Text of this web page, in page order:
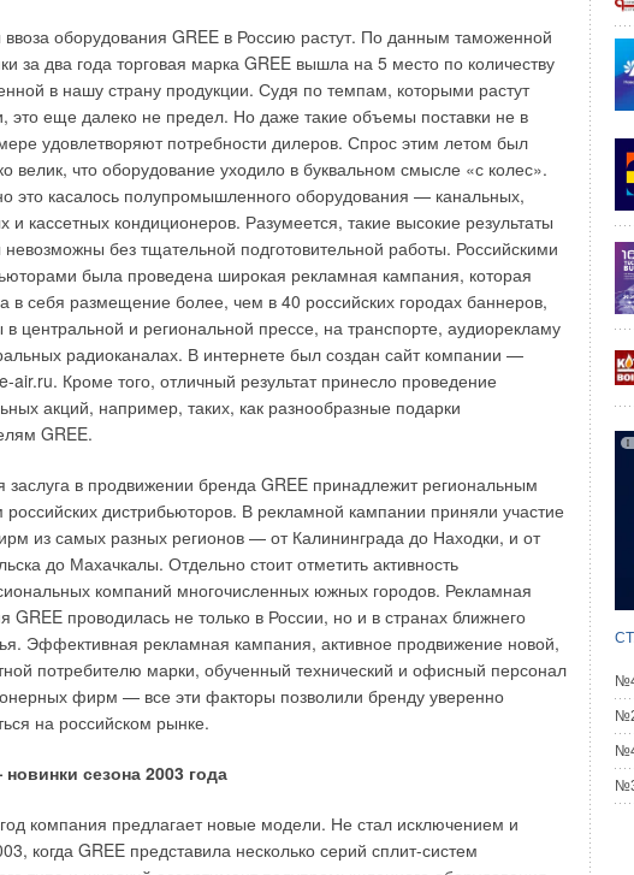
оборудования GREE в Россию растут. По данным таможенной
за два года торговая марка GREE вышла на 5 место по количеству
в нашу страну продукции. Судя по темпам, которыми растут
это еще далеко не предел. Но даже такие объемы поставки не в
удовлетворяют потребности дилеров. Спрос этим летом был
велик, что оборудование уходило в буквальном смысле «с колес».
это касалось полупромышленного оборудования — канальных,
и кассетных кондиционеров. Разумеется, такие высокие результаты
без тщательной подготовительной работы. Российскими
была проведена широкая рекламная кампания, которая
в себя размещение более, чем в 40 российских городах баннеров,
центральной и региональной прессе, на транспорте, аудиорекламу
радиоканалах. В интернете был создан сайт компании —
air.ru. Кроме того, отличный результат принесло проведение
акций, например, таких, как разнообразные подарки
GREE.
заслуга в продвижении бренда GREE принадлежит региональным
дистрибьюторов. В рекламной кампании приняли участие
из самых разных регионов — от Калининграда до Находки, и от
до Махачкалы. Отдельно стоит отметить активность
компаний многочисленных южных городов. Рекламная
GREE проводилась не только в России, но и в странах ближнего
Эффективная рекламная кампания, активное продвижение новой,
потребителю марки, обученный технический и офисный персонал
фирм — все эти факторы позволили бренду уверенно
на российском рынке.
сезона 2003 года
компания предлагает новые модели. Не стал исключением и
когда GREE представила несколько серий сплит-систем
в строительстве начали широко применять герметичные
новые технологические схемы с применением монолитного
стали недопустимо герметичными. Для обеспечения жилища
загородные коттеджи стали оборудовать именно
системами приточно-вытяжной вентиляции.
обобщая ранее сказанное, система механической приточно-
вентиляции, как правило, состоит из блоков обработки воздуха и
а также вспомогательного оборудования — устройств для забора
воздуха, его транспортировки и распределения по помещениям, а
за пределы жилой зоны рециркуляционного воздуха.
моментом является энергоемкость вентиляционной системы
энергии, предназначенной для всех инженерных систем
затрат на покупку и поддержание вентиляционной системы
электроэнергию могут превышать 80%. Поэтому при выборе
оборудования первым делом необходимо обращать
на его экономичность.
энергопотребления техническим решением является
блоков обработки воздуха, оснащенных рекуператором
благодаря которому тепло или холод воздуха,
дом по каналам вытяжной вентиляции, передается свежему
Блоки обработки воздуха с рекуператором тепла подходят для
в коттеджах. Модуль имеет относительно небольшие габариты
специального помещения, и оборудование приходится
на чердаке, в подвале или в прихожей над подвесным потолком.